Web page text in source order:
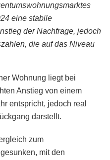
eine stabile
der Nachfrage, jedoch
die auf das Niveau
Wohnung liegt bei
Anstieg von einem
entspricht, jedoch real
darstellt.
zum
mit den